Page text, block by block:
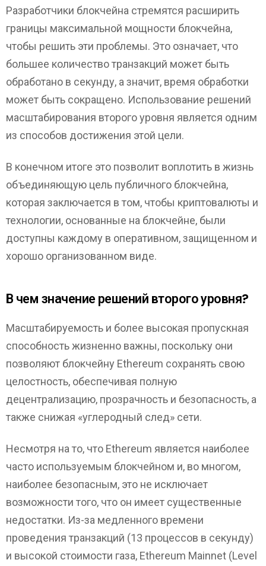
Разработчики блокчейна стремятся расширить
границы максимальной мощности блокчейна,
чтобы решить эти проблемы. Это означает, что
большее количество транзакций может быть
обработано в секунду, а значит, время обработки
может быть сокращено. Использование решений
масштабирования второго уровня является одним
из способов достижения этой цели.
В конечном итоге это позволит воплотить в жизнь
объединяющую цель публичного блокчейна,
которая заключается в том, чтобы криптовалюты и
технологии, основанные на блокчейне, были
доступны каждому в оперативном, защищенном и
хорошо организованном виде.
В чем значение решений второго уровня?
Масштабируемость и более высокая пропускная
способность жизненно важны, поскольку они
позволяют блокчейну Ethereum сохранять свою
целостность, обеспечивая полную
децентрализацию, прозрачность и безопасность, а
также снижая «углеродный след» сети.
Несмотря на то, что Ethereum является наиболее
часто используемым блокчейном и, во многом,
наиболее безопасным, это не исключает
возможности того, что он имеет существенные
недостатки. Из-за медленного времени
проведения транзакций (13 процессов в секунду)
и высокой стоимости газа, Ethereum Mainnet (Level